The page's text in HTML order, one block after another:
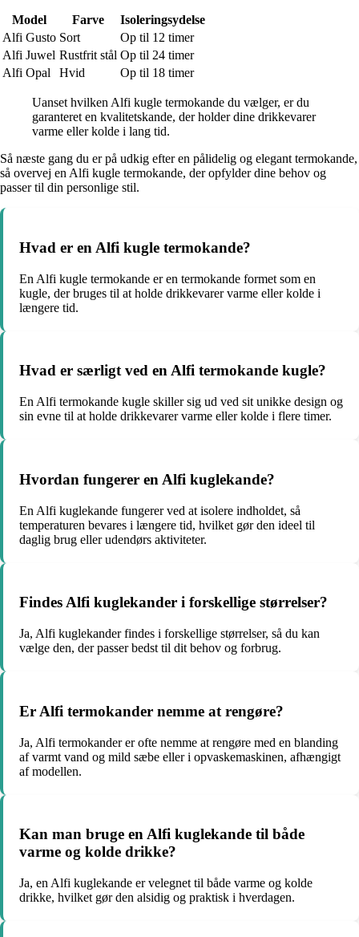
Model Farve
Isoleringsydelse
Alfi Gusto Sort
Op til 12 timer
Alfi Juwel Rustfrit stål Op til 24 timer
Alfi Opal
Hvid Op til 18 timer
Uanset hvilken Alfi kugle termokande du vælger, er du
garanteret en kvalitetskande, der holder dine drikkevarer
varme eller kolde i lang tid.
Så næste gang du er på udkig efter en pålidelig og elegant termokande,
så overvej en Alfi kugle termokande, der opfylder dine behov og
passer til din personlige stil.
Hvad er en Alfi kugle termokande?
En Alfi kugle termokande er en termokande formet som en
kugle, der bruges til at holde drikkevarer varme eller kolde i
længere tid.
Hvad er særligt ved en Alfi termokande kugle?
En Alfi termokande kugle skiller sig ud ved sit unikke design og
sin evne til at holde drikkevarer varme eller kolde i flere timer.
Hvordan fungerer en Alfi kuglekande?
En Alfi kuglekande fungerer ved at isolere indholdet, så
temperaturen bevares i længere tid, hvilket gør den ideel til
daglig brug eller udendørs aktiviteter.
Findes Alfi kuglekander i forskellige størrelser?
Ja, Alfi kuglekander findes i forskellige størrelser, så du kan
vælge den, der passer bedst til dit behov og forbrug.
Er Alfi termokander nemme at rengøre?
Ja, Alfi termokander er ofte nemme at rengøre med en blanding
af varmt vand og mild sæbe eller i opvaskemaskinen, afhængigt
af modellen.
Kan man bruge en Alfi kuglekande til både
varme og kolde drikke?
Ja, en Alfi kuglekande er velegnet til både varme og kolde
drikke, hvilket gør den alsidig og praktisk i hverdagen.